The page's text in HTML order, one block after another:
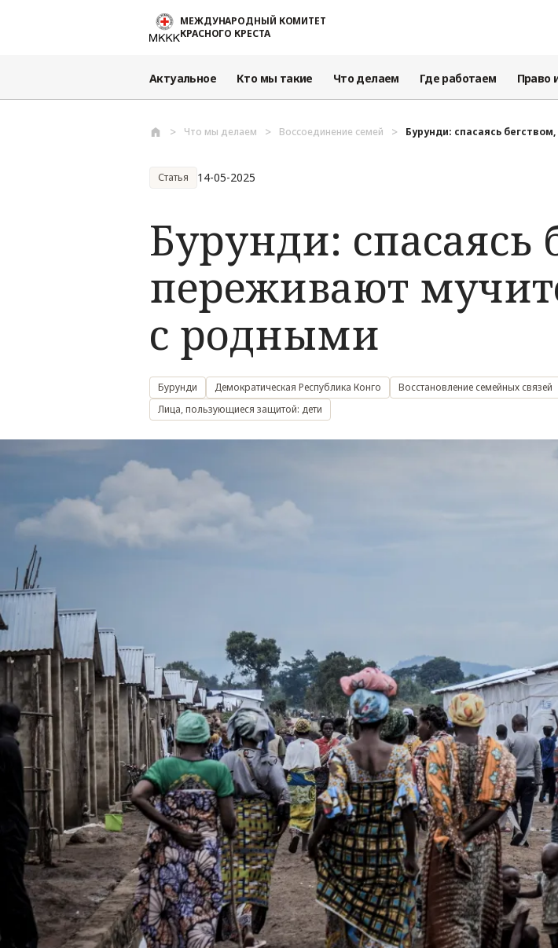
Перейти к основному содержаниюМЕЖДУНАРОДНЫЙ КОМИТЕТ
КРАСНОГО КРЕСТА
Актуальное Кто мы такие Что делаем Где работаем Право
Что мы делаем Воссоединение семей Бурунди: спасаясь
Статья 14-05-2025
Бурунди: спасаясь
переживают
с родными
Бурунди Демократическая Республика Конго Восстановление семейных связей
Лица, пользующиеся защитой: дети